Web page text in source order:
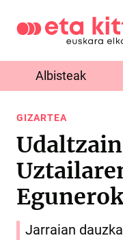
Albisteak
GIZARTEA
Jarraian